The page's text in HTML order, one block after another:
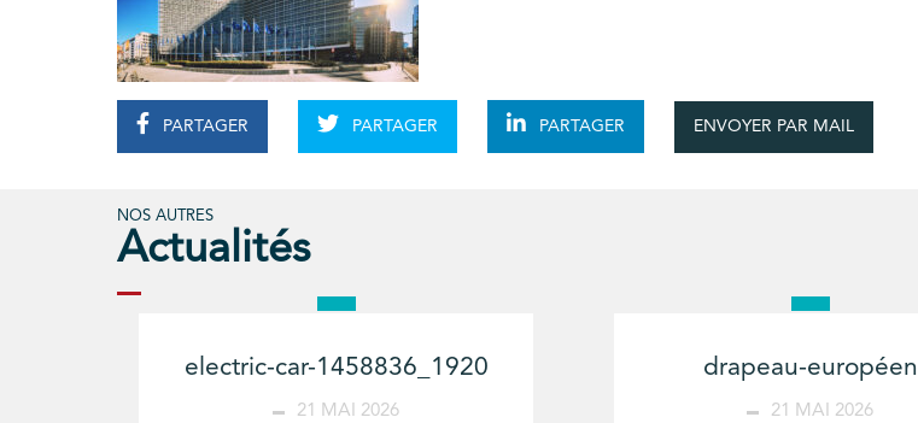
PARTAGER PARTAGER PARTAGER ENVOYER PAR MAIL
NOS AUTRES
Actualités
electric-car-1458836_1920
21 MAI 2026
drapeau-européen
21 MAI 2026